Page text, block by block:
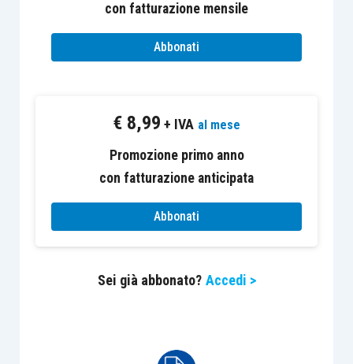
I “casi operativi” sono esclusi dall’abbonamento
Euroconference News e consultabili solo dagli
abbonati di FiscoPratico.
con fatturazione mensile
Abbonati
€ 8,99 + IVA al mese
Promozione primo anno
con fatturazione anticipata
Abbonati
Sei già abbonato? Accedi >